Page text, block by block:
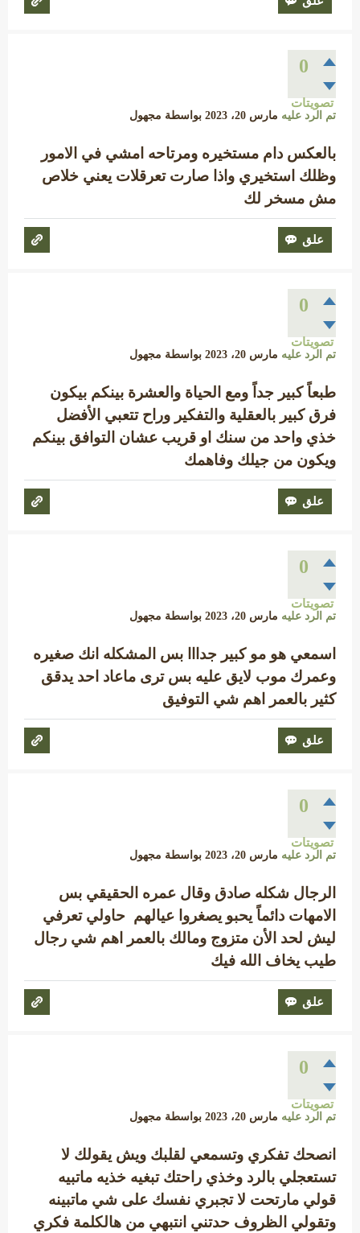
0
تصويتات
تم الرد عليه مارس 20، 2023 بواسطة مجهول
بالعكس دام مستخيره ومرتاحه امشي في الامور
وظلك استخيري واذا صارت تعرقلات يعني خلاص
مش مسخر لك
0
تصويتات
تم الرد عليه مارس 20، 2023 بواسطة مجهول
طبعاً كبير جداً ومع الحياة والعشرة بينكم بيكون
فرق كبير بالعقلية والتفكير وراح تتعبي الأفضل
خذي واحد من سنك او قريب عشان التوافق بينكم
ويكون من جيلك وفاهمك
0
تصويتات
تم الرد عليه مارس 20، 2023 بواسطة مجهول
اسمعي هو مو كبير جدااا بس المشكله انك صغيره
وعمرك موب لايق عليه بس ترى ماعاد احد يدقق
كثير بالعمر اهم شي التوفيق
0
تصويتات
تم الرد عليه مارس 20، 2023 بواسطة مجهول
الرجال شكله صادق وقال عمره الحقيقي بس
الامهات دائماً يحبو يصغروا عيالهم حاولي تعرفي
ليش لحد الأن متزوج ومالك بالعمر اهم شي رجال
طيب يخاف الله فيك
0
تصويتات
تم الرد عليه مارس 20، 2023 بواسطة مجهول
انصحك تفكري وتسمعي لقلبك ويش يقولك لا
تستعجلي بالرد وخذي راحتك تبغيه خذيه ماتبيه
قولي مارتحت لا تجبري نفسك على شي ماتبينه
وتقولي الظروف حدتني انتبهي من هالكلمة فكري